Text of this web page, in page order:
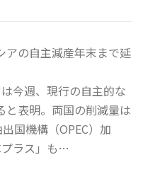
アの自主減産年末まで延
今週、現行の自主的な
と表明。両国の削減量は
国機構（OPEC）加
プラス」も…